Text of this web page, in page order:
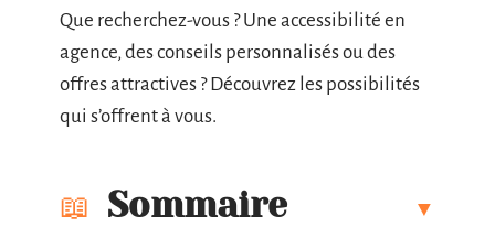
Que recherchez-vous ? Une accessibilité en
agence, des conseils personnalisés ou des
offres attractives ? Découvrez les possibilités
qui s’offrent à vous.
Sommaire